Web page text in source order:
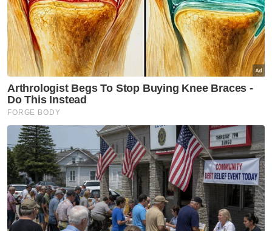
Emas Dunia
Hong Kong
Artikel Disyorkan
Sukan
Harimau Malaya janji aksi lebih
baik di Cheras